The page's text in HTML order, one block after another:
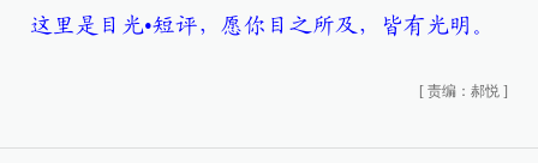
这里是目光•短评，愿你目之所及，皆有光明。
[ 责编：郝悦 ]